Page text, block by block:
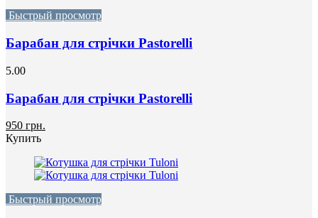
Быстрый просмотр
Барабан для стрічки Pastorelli
5.00
Барабан для стрічки Pastorelli
950 грн.
Купить
Быстрый просмотр